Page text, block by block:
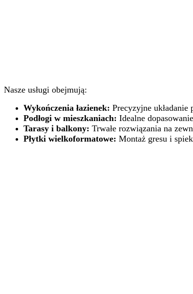
Nasze usługi obejmują:
Wykończenia łazienek: Precyzyjne układanie
Podłogi w mieszkaniach: Idealne
Tarasy i balkony: Trwałe rozwiązania na
Płytki wielkoformatowe: Montaż gresu i